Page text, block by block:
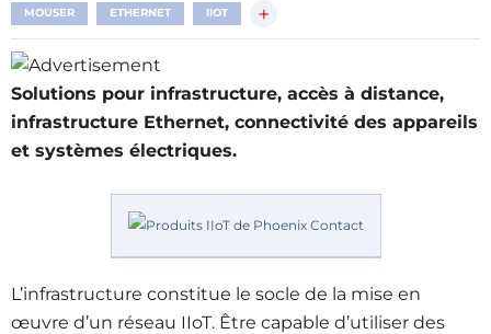
MOUSER ETHERNET IIOT +
Solutions pour infrastructure, accès à distance,
infrastructure Ethernet, connectivité des appareils
et systèmes électriques.
L’infrastructure constitue le socle de la mise en
œuvre d’un réseau IIoT. Être capable d’utiliser des